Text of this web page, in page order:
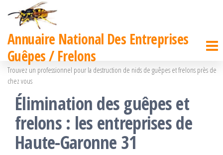
Passer
contenu
Annuaire National Des Entreprises
Guêpes / Frelons
Trouvez un professionnel pour la destruction de nids de guêpes et frelons près de
chez vous
Élimination des guêpes et
frelons : les entreprises de
Haute-Garonne 31